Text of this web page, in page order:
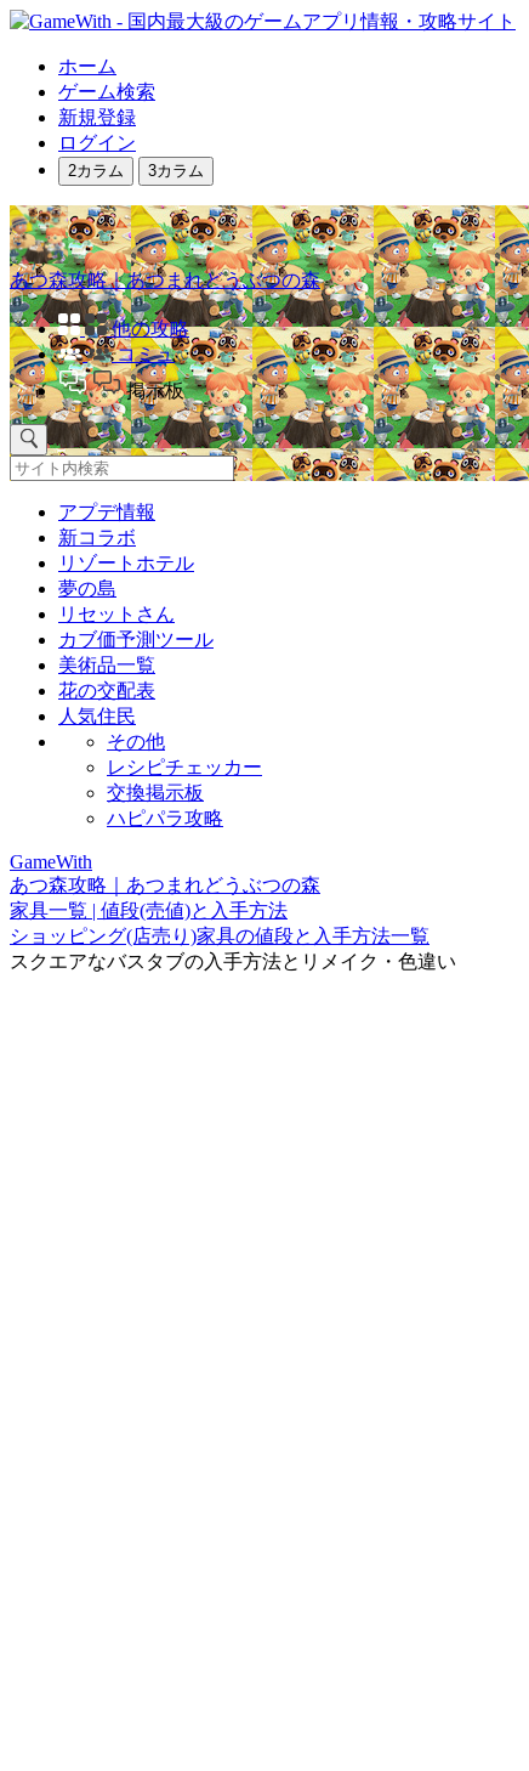
ホーム
ゲーム検索
新規登録
ログイン
2カラム 3カラム
あつ森攻略｜あつまれどうぶつの森
他の攻略
コミュ
掲示板
アプデ情報
新コラボ
リゾートホテル
夢の島
リセットさん
カブ価予測ツール
美術品一覧
花の交配表
人気住民
その他
レシピチェッカー
交換掲示板
ハピパラ攻略
GameWith
あつ森攻略｜あつまれどうぶつの森
家具一覧 | 値段(売値)と入手方法
ショッピング(店売り)家具の値段と入手方法一覧
スクエアなバスタブの入手方法とリメイク・色違い